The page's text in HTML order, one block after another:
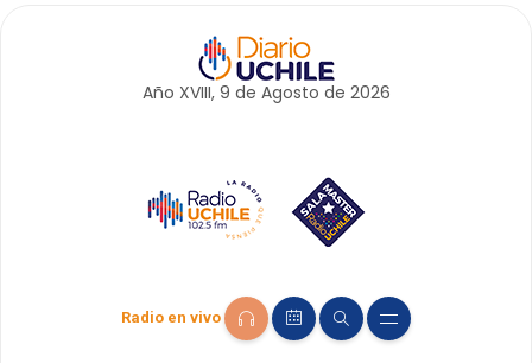
Año XVIII, 9 de Agosto de 2026
Radio en vivo